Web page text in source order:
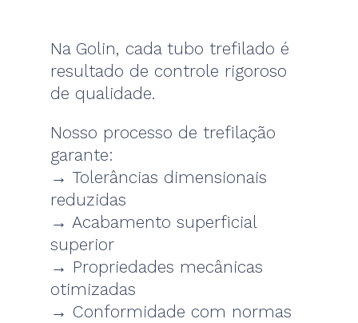
Na Golin, cada tubo trefilado é
resultado de controle rigoroso
de qualidade.
Nosso processo de trefilação
garante:
→ Tolerâncias dimensionais
reduzidas
→ Acabamento superficial
superior
→ Propriedades mecânicas
otimizadas
→ Conformidade com normas